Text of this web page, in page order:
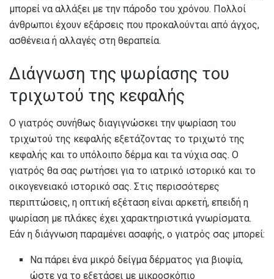
μπορεί να αλλάξει με την πάροδο του χρόνου. Πολλοί
άνθρωποι έχουν εξάρσεις που προκαλούνται από άγχος,
ασθένεια ή αλλαγές στη θεραπεία.
Διάγνωση της ψωρίασης του
τριχωτού της κεφαλής
Ο γιατρός συνήθως διαγιγνώσκει την ψωρίαση του
τριχωτού της κεφαλής εξετάζοντας το τριχωτό της
κεφαλής και το υπόλοιπο δέρμα και τα νύχια σας. Ο
γιατρός θα σας ρωτήσει για το ιατρικό ιστορικό και το
οικογενειακό ιστορικό σας. Στις περισσότερες
περιπτώσεις, η οπτική εξέταση είναι αρκετή, επειδή η
ψωρίαση με πλάκες έχει χαρακτηριστικά γνωρίσματα.
Εάν η διάγνωση παραμένει ασαφής, ο γιατρός σας μπορεί:
Να πάρει ένα μικρό δείγμα δέρματος για βιοψία,
ώστε να το εξετάσει με μικροσκόπιο